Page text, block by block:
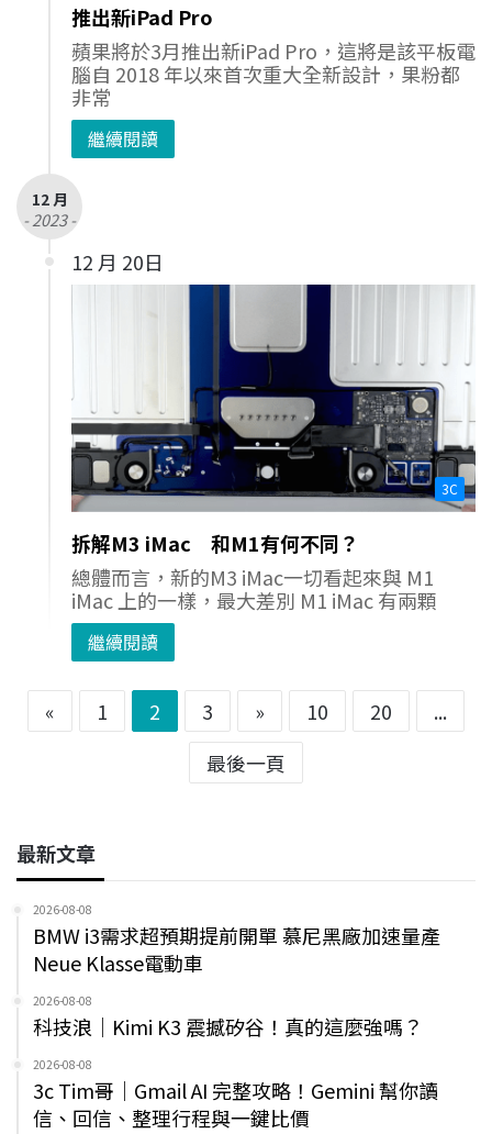
推出新iPad Pro
蘋果將於3月推出新iPad Pro，這將是該平板電
腦自 2018 年以來首次重大全新設計，果粉都
非常
繼續閱讀
12 月
- 2023 -
12 月 20日
3C
拆解M3 iMac 和M1有何不同？
總體而言，新的M3 iMac一切看起來與 M1
iMac 上的一樣，最大差別 M1 iMac 有兩顆
繼續閱讀
« 1 2 3 » 10 20
...
最後一頁
最新文章
2026-08-08
BMW i3需求超預期提前開單 慕尼黑廠加速量產
Neue Klasse電動車
2026-08-08
科技浪｜Kimi K3 震撼矽谷！真的這麼強嗎？
2026-08-08
3c Tim哥｜Gmail AI 完整攻略！Gemini 幫你讀
信、回信、整理行程與一鍵比價